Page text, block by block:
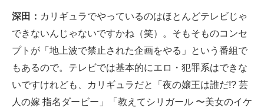
企業ITのトレンドを詳説
経営リーダーのコミュニティ
マーケ×ITの今がよく分かる
ITエンジニア向け専門サイト
深田： カリギュラでやっているのはほとんどテレビじゃ
できないんじゃないですかね（笑）。そもそものコンセ
プトが「地上波で禁止された企画をやる」という番組で
もあるので。テレビでは基本的にエロ・犯罪系はできな
いですけれども、カリギュラだと「夜の嬢王は誰だ!? 芸
人の嫁 指名ダービー」「教えてシリガール 〜美女のイケ